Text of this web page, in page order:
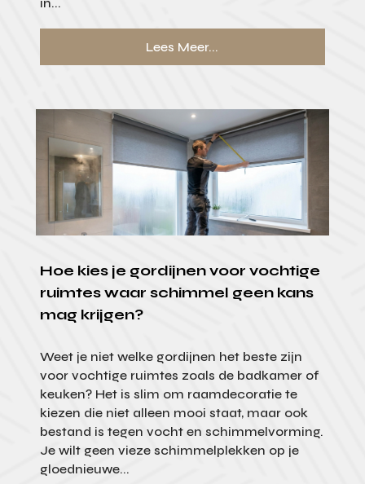
Lees Meer...
Hoe kies je gordijnen voor vochtige
ruimtes waar schimmel geen kans
mag krijgen?
Weet je niet welke gordijnen het beste zijn
voor vochtige ruimtes zoals de badkamer of
keuken? Het is slim om raamdecoratie te
kiezen die niet alleen mooi staat, maar ook
bestand is tegen vocht en schimmelvorming.
Je wilt geen vieze schimmelplekken op je
gloednieuwe...